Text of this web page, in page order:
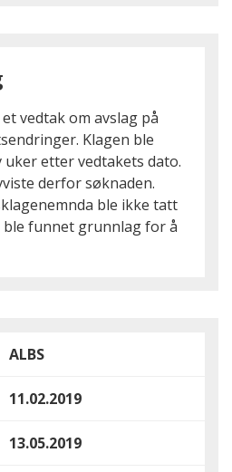
vedtak om avslag på
Klagen ble
uker etter vedtakets dato.
derfor søknaden.
ble ikke tatt
funnet grunnlag for å
ALBS
11.02.2019
13.05.2019